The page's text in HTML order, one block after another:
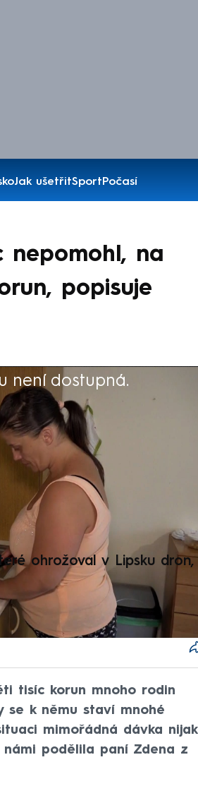
Jak ušetřitSportPočasí
nepomohl, na
popisuje
není dostupná.
ohrožoval v Lipsku dron,
tisíc korun mnoho rodin
se k němu staví mnohé
mimořádná dávka nijak
námi podělila paní Zdena z